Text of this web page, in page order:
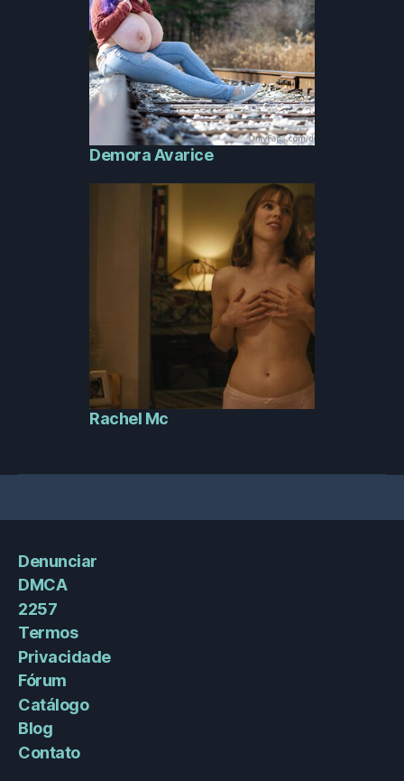
Demora Avarice
Rachel Mc
Denunciar
DMCA
2257
Termos
Privacidade
Fórum
Catálogo
Blog
Contato